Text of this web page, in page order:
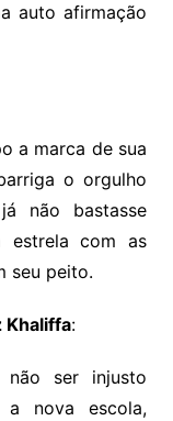
auto afirmação
a marca de sua
o orgulho
não bastasse
estrela com as
seu peito.
Khaliffa:
não ser injusto
a nova escola,